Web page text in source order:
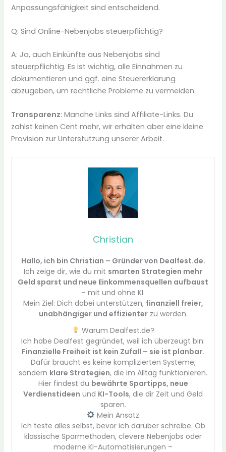
Anpassungsfähigkeit sind entscheidend.
Q: Sind Online-Nebenjobs steuerpflichtig?
A: Ja, auch Einkünfte aus Nebenjobs sind
steuerpflichtig. Es ist wichtig, alle Einnahmen zu
dokumentieren und ggf. eine Steuererklärung
abzugeben, um rechtliche Probleme zu vermeiden.
Transparenz: Manche Links sind Affiliate-Links. Du
zahlst keinen Cent mehr, wir erhalten aber eine kleine
Provision zur Unterstützung unserer Arbeit.
Christian
Hallo, ich bin Christian – Gründer von Dealfest.de.
Ich zeige dir, wie du mit smarten Strategien mehr
Geld sparst und neue Einkommensquellen aufbaust
– mit und ohne KI.
Mein Ziel: Dich dabei unterstützen, finanziell freier,
unabhängiger und effizienterzu werden.
Warum Dealfest.de?
Ich habe Dealfest gegründet, weil ich überzeugt bin:
Finanzielle Freiheit ist kein Zufall – sie ist planbar.
Dafür braucht es keine komplizierten Systeme,
sondern klare Strategien, die im Alltag funktionieren.
Hier findest du bewährte Spartipps, neue
Verdienstideen und KI-Tools, die dir Zeit und Geld
sparen.
Mein Ansatz
Ich teste alles selbst, bevor ich darüber schreibe. Ob
klassische Sparmethoden, clevere Nebenjobs oder
moderne KI-Automatisierungen –